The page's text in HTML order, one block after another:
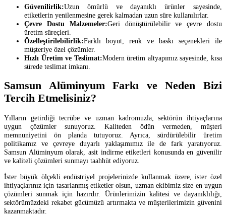
Güvenilirlik:Uzun ömürlü ve dayanıklı ürünler sayesinde,
etiketlerin yenilenmesine gerek kalmadan uzun süre kullanılırlar.
Çevre Dostu Malzemeler:Geri dönüştürülebilir ve çevre dostu
üretim süreçleri.
Özelleştirilebilirlik:Farklı boyut, renk ve baskı seçenekleri ile
müşteriye özel çözümler.
Hızlı Üretim ve Teslimat:Modern üretim altyapımız sayesinde, kısa
sürede teslimat imkanı.
Samsun Alüminyum Farkı ve Neden Bizi
Tercih Etmelisiniz?
Yılların getirdiği tecrübe ve uzman kadromuzla, sektörün ihtiyaçlarına
uygun çözümler sunuyoruz. Kaliteden ödün vermeden, müşteri
memnuniyetini ön planda tutuyoruz. Ayrıca, sürdürülebilir üretim
politikamız ve çevreye duyarlı yaklaşımımız ile de fark yaratıyoruz.
Samsun Alüminyum olarak, asit indirme etiketleri konusunda en güvenilir
ve kaliteli çözümleri sunmayı taahhüt ediyoruz.
İster büyük ölçekli endüstriyel projelerinizde kullanmak üzere, ister özel
ihtiyaçlarınız için tasarlanmış etiketler olsun, uzman ekibimiz size en uygun
çözümleri sunmak için hazırdır. Ürünlerimizin kalitesi ve dayanıklılığı,
sektörümüzdeki rekabet gücümüzü artırmakta ve müşterilerimizin güvenini
kazanmaktadır.